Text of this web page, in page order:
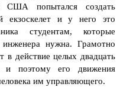
США попытался создать
екзоскелет и у него это
студентам, которые
инженера нужна. Грамотно
в действие целых двадцать
и поэтому его движения
им управляющего.